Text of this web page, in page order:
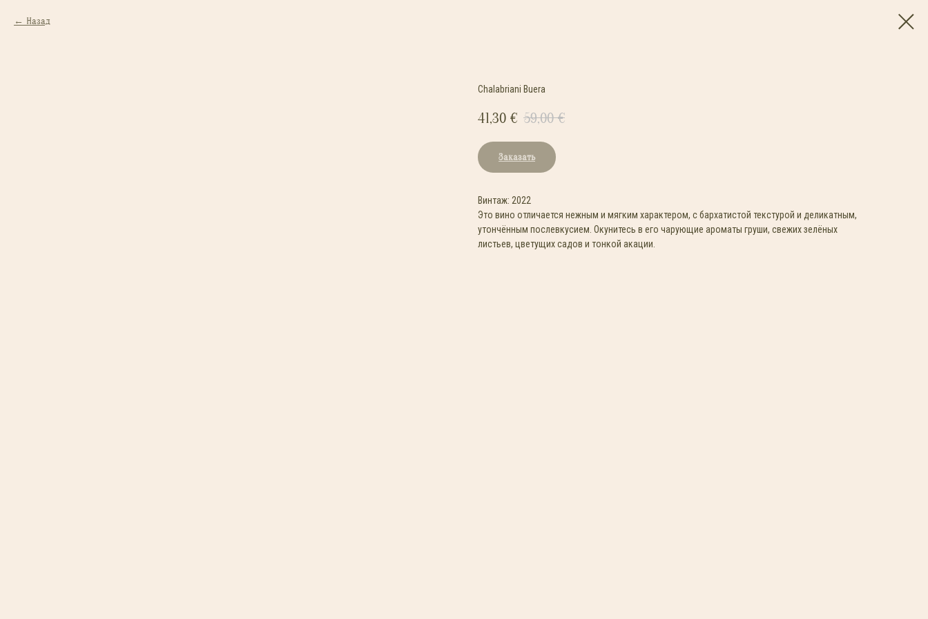
Назад
Chalabriani Buera
41,30 € 59,00 €
Заказать
Винтаж: 2022
Это вино отличается нежным и мягким характером, с бархатистой текстурой и деликатным,
утончённым послевкусием. Окунитесь в его чарующие ароматы груши, свежих зелёных
листьев, цветущих садов и тонкой акации.